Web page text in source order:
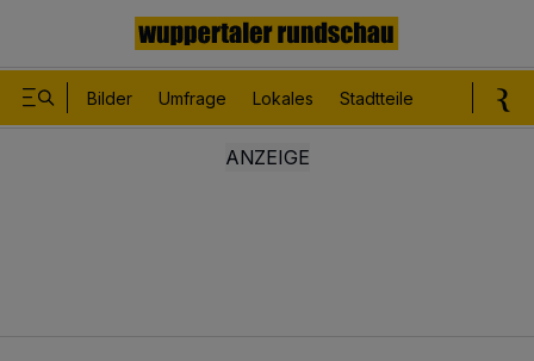
Bilder Umfrage Lokales Stadtteile